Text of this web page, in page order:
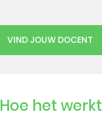
VIND JOUW DOCENT
Hoe het werkt